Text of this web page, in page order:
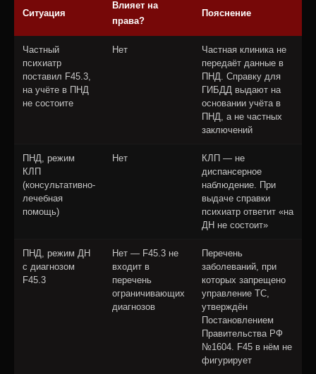
Ситуация
Влияет на
права?
Пояснение
Частный
психиатр
поставил F45.3,
на учёте в ПНД
не состоите
Нет
Частная клиника не
передаёт данные в
ПНД. Справку для
ГИБДД выдают на
основании учёта в
ПНД, а не частных
заключений
ПНД, режим
КЛП
(консультативно-
лечебная
помощь)
Нет
КЛП — не
диспансерное
наблюдение. При
выдаче справки
психиатр ответит «на
ДН не состоит»
ПНД, режим ДН
с диагнозом
F45.3
Нет — F45.3 не
входит в
перечень
ограничивающих
диагнозов
Перечень
заболеваний, при
которых запрещено
управление ТС,
утверждён
Постановлением
Правительства РФ
№1604. F45 в нём не
фигурирует